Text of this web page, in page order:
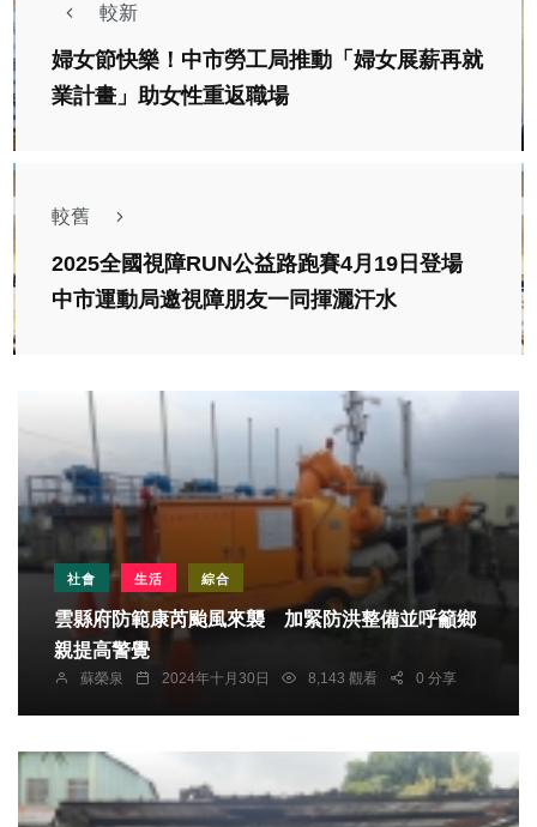
較新
婦女節快樂！中市勞工局推動「婦女展薪再就
業計畫」助女性重返職場
較舊
2025全國視障RUN公益路跑賽4月19日登場
中市運動局邀視障朋友一同揮灑汗水
社會 生活 綜合
雲縣府防範康芮颱風來襲 加緊防洪整備並呼籲鄉
親提高警覺
蘇榮泉 2024年十月30日 8,143 觀看 0 分享